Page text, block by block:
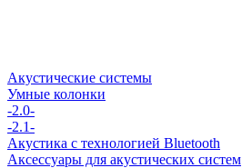
Акустические системы
Умные колонки
-2.0-
-2.1-
Акустика с технологией Bluetooth
Аксессуары для акустических систем